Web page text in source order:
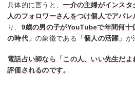
具体的に言うと、一介の主婦がインス
人のフォロワーさんをつけ個人でアパ
り、 9歳の男の子がYouTubeで年間何十
の時代」の象徴である 「個人の活躍」 が
電話占い師なら「この人、いい先生だ
評価されるのです。